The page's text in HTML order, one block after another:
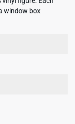
window box